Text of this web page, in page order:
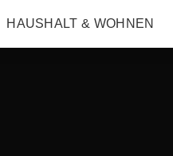
HAUSHALT & WOHNEN